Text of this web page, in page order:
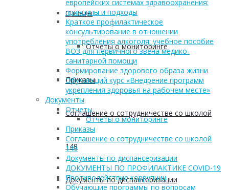
Отчеты
Отчеты о мониторинге
Приказы
Соглашение о сотрудничестве со школой
149
Документы по диспансеризации
европейских системах здравоохранения:
принципы и подходы
Краткое профилактическое
консультирование в отношении
употребления алкоголя: учебное пособие
ВОЗ для первичного звена медико-
санитарной помощи
Формирование здорового образа жизни
Обучающий курс «Внедрение программ
укрепления здоровья на рабочем месте»
Документы
Отчеты
Отчеты о мониторинге
Приказы
Соглашение о сотрудничестве со школой
149
Документы по диспансеризации
ДОКУМЕНТЫ ПО ПРОФИЛАКТИКЕ COVID-19
Противодействие коррупции
Обучающие программы по вопросам